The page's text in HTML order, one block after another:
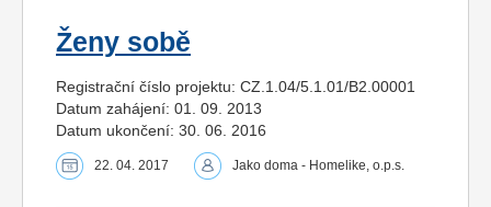
Ženy sobě
Registrační číslo projektu: CZ.1.04/5.1.01/B2.00001
Datum zahájení: 01. 09. 2013
Datum ukončení: 30. 06. 2016
22. 04. 2017 Jako doma - Homelike, o.p.s.